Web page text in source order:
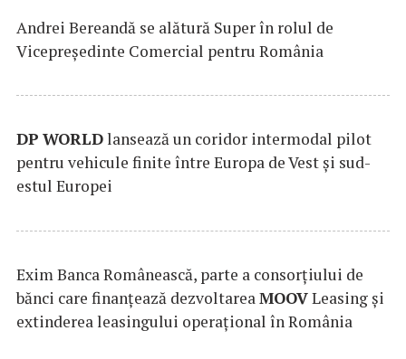
Andrei Bereandă se alătură Super în rolul de
Vicepreședinte Comercial pentru România
DP WORLDlansează un coridor intermodal pilot
pentru vehicule finite între Europa de Vest și sud-
estul Europei
Exim Banca Românească, parte a consorțiului de
bănci care finanțează dezvoltareaMOOVLeasing și
extinderea leasingului operațional în România